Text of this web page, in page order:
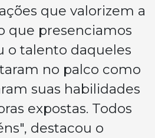
que valorizem a
que presenciamos
o talento daqueles
no palco como
suas habilidades
expostas. Todos
destacou o